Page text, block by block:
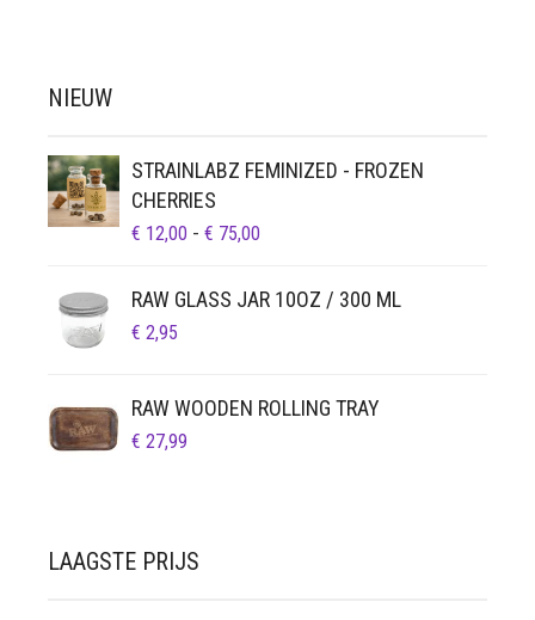
NIEUW
STRAINLABZ FEMINIZED - FROZEN
CHERRIES
€ 12,00 - € 75,00
€ 75,00
RAW GLASS JAR 10OZ / 300 ML
€ 2,95
RAW WOODEN ROLLING TRAY
€ 27,99
LAAGSTE PRIJS